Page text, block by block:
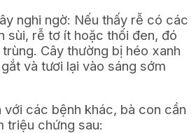
nghi ngờ: Nếu thấy rễ có các
sùi, rễ tơ ít hoặc thối đen, đó
Cây thường bị héo xanh
và tươi lại vào sáng sớm
với các bệnh khác, bà con cần
triệu chứng sau: